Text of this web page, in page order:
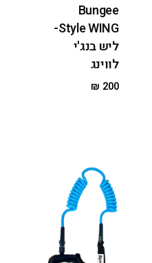
Bungee
Style WING-
ליש בנג'י
לווינג
₪ 200